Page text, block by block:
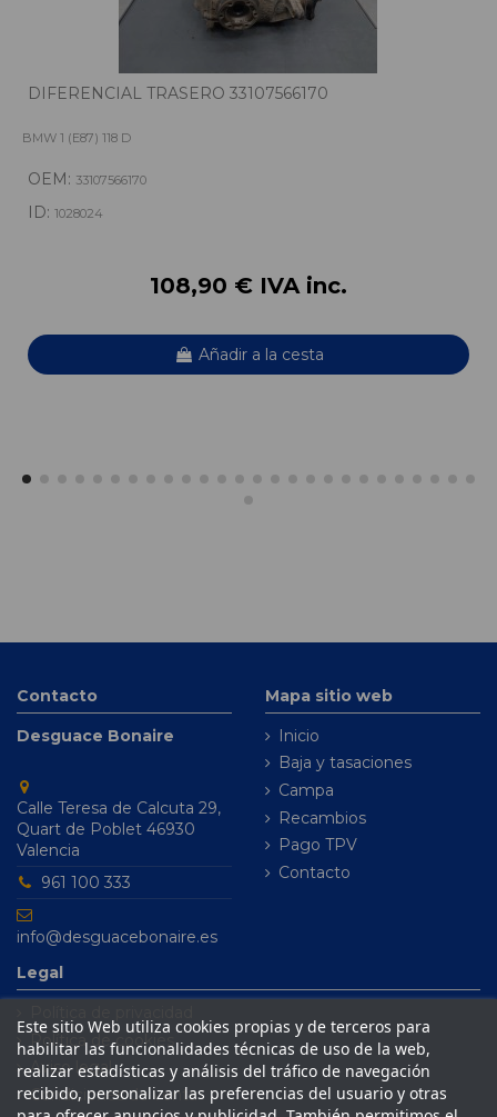
DIFERENCIAL TRASERO 33107566170
BMW 1 (E87) 118 D
OEM: 33107566170
ID: 1028024
108,90 € IVA inc.
Añadir a la cesta
Contacto
Desguace Bonaire
Calle Teresa de Calcuta 29,
Quart de Poblet 46930
Valencia
961 100 333
info@desguacebonaire.es
Mapa sitio web
Inicio
Baja y tasaciones
Campa
Recambios
Pago TPV
Contacto
Legal
Política de cookies
Aviso legal
Condiciones de venta
Este sitio Web utiliza cookies propias y de terceros para
habilitar las funcionalidades técnicas de uso de la web,
realizar estadísticas y análisis del tráfico de navegación
recibido, personalizar las preferencias del usuario y otras